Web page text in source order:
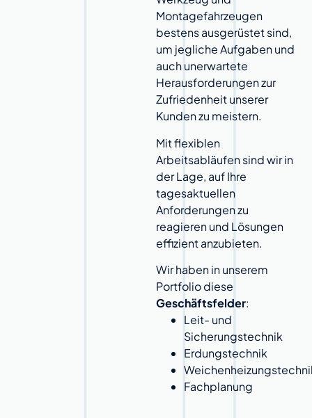
Montagefahrzeugen
bestens ausgerüstet sind,
um jegliche Aufgaben und
auch unerwartete
Herausforderungen zur
Zufriedenheit unserer
Kunden zu meistern.
Mit flexiblen
Arbeitsabläufen sind wir in
der Lage, auf Ihre
tagesaktuellen
Anforderungen zu
reagieren und Lösungen
effizient anzubieten.
Wir haben in unserem
Portfolio diese
Geschäftsfelder:
Leit- und
Sicherungstechnik
Erdungstechnik
Fachplanung